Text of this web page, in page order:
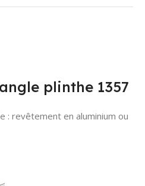
plinthe 1357
: revêtement en aluminium ou